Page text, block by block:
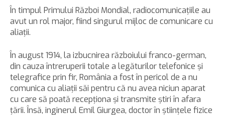
În timpul Primului Război Mondial, radiocomunicaţiile au
avut un rol major, fiind singurul mijloc de comunicare cu
aliaţii.
În august 1914, la izbucnirea războiului franco-german,
din cauza întreruperii totale a legăturilor telefonice şi
telegrafice prin fir, România a fost în pericol de a nu
comunica cu aliaţii săi pentru că nu avea niciun aparat
cu care să poată recepţiona şi transmite ştiri în afara
ţării. Însă, inginerul Emil Giurgea, doctor în ştiinţele fizice